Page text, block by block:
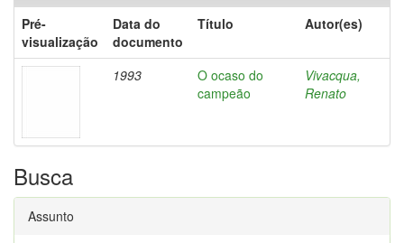
Pré-
visualização
Data do
documento
Título Autor(es)
1993
O ocaso do
campeão
Vivacqua,
Renato
Busca
Assunto